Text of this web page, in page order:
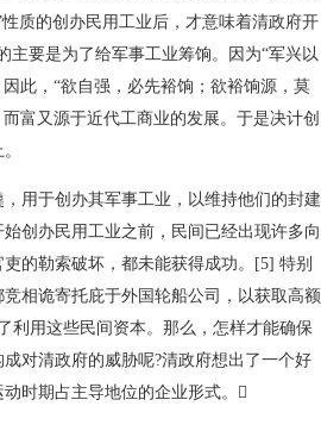
质的创办民用工业后，才意味着清政府开
主要是为了给军事工业筹饷。因为“军兴以
此，“欲自强，必先裕饷；欲裕饷源，莫
富又源于近代工商业的发展。于是决计创
用于创办其军事工业，以维持他们的封建
创办民用工业之前，民间已经出现许多向
的勒索破坏，都未能获得成功。[5] 特别
相诡寄托庇于外国轮船公司，以获取高额
利用这些民间资本。那么，怎样才能确保
对清政府的威胁呢?清政府想出了一个好
时期占主导地位的企业形式。